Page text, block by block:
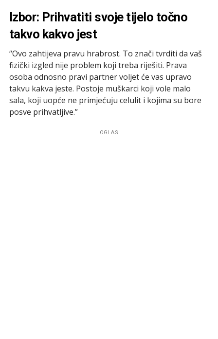
Izbor: Prihvatiti svoje tijelo točno
takvo kakvo jest
“Ovo zahtijeva pravu hrabrost. To znači tvrditi da vaš
fizički izgled nije problem koji treba riješiti. Prava
osoba odnosno pravi partner voljet će vas upravo
takvu kakva jeste. Postoje muškarci koji vole malo
sala, koji uopće ne primjećuju celulit i kojima su bore
posve prihvatljive.”
OGLAS